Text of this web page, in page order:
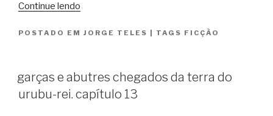
Continue lendo
abutres
terra
do
POSTADO EM JORGE TELES | TAGS FICÇÃO
garças e abutres chegados da terra do
urubu-rei. capítulo 13